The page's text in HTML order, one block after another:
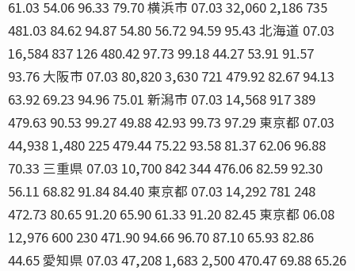
61.03 54.06 96.33 79.70 横浜市 07.03 32,060 2,186 735
481.03 84.62 94.87 54.80 56.72 94.59 95.43 北海道 07.03
16,584 837 126 480.42 97.73 99.18 44.27 53.91 91.57
93.76 大阪市 07.03 80,820 3,630 721 479.92 82.67 94.13
63.92 69.23 94.96 75.01 新潟市 07.03 14,568 917 389
479.63 90.53 99.27 49.88 42.93 99.73 97.29 東京都 07.03
44,938 1,480 225 479.44 75.22 93.58 81.37 62.06 96.88
70.33 三重県 07.03 10,700 842 344 476.06 82.59 92.30
56.11 68.82 91.84 84.40 東京都 07.03 14,292 781 248
472.73 80.65 91.20 65.90 61.33 91.20 82.45 東京都 06.08
12,976 600 230 471.90 94.66 96.70 87.10 65.93 82.86
44.65 愛知県 07.03 47,208 1,683 2,500 470.47 69.88 65.26